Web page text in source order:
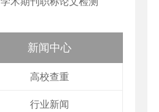
新闻中心
高校查重
行业新闻